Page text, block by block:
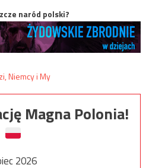
naród polski?
Magna Polonia!
2026